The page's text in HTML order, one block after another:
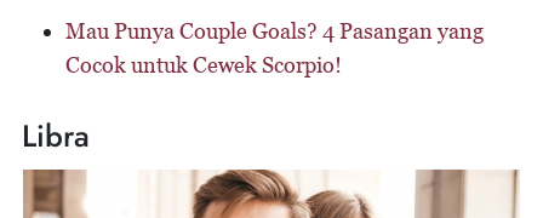
Mau Punya Couple Goals? 4 Pasangan yang
Cocok untuk Cewek Scorpio!
Libra